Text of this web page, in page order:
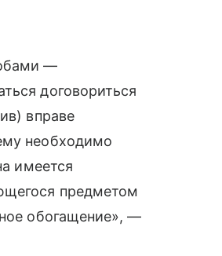
—
договориться
вправе
необходимо
имеется
предметом
обогащение», —